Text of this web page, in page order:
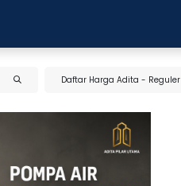
Daftar Harga Adita - Reguler